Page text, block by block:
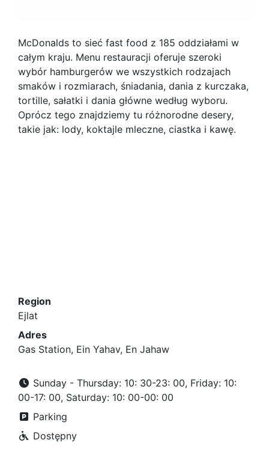
McDonalds to sieć fast food z 185 oddziałami w
całym kraju. Menu restauracji oferuje szeroki
wybór hamburgerów we wszystkich rodzajach
smaków i rozmiarach, śniadania, dania z kurczaka,
tortille, sałatki i dania główne według wyboru.
Oprócz tego znajdziemy tu różnorodne desery,
takie jak: lody, koktajle mleczne, ciastka i kawę.
Region
Ejlat
Adres
Gas Station, Ein Yahav, En Jahaw
Sunday - Thursday: 10: 30-23: 00, Friday: 10:
00-17: 00, Saturday: 10: 00-00: 00
Parking
Dostępny